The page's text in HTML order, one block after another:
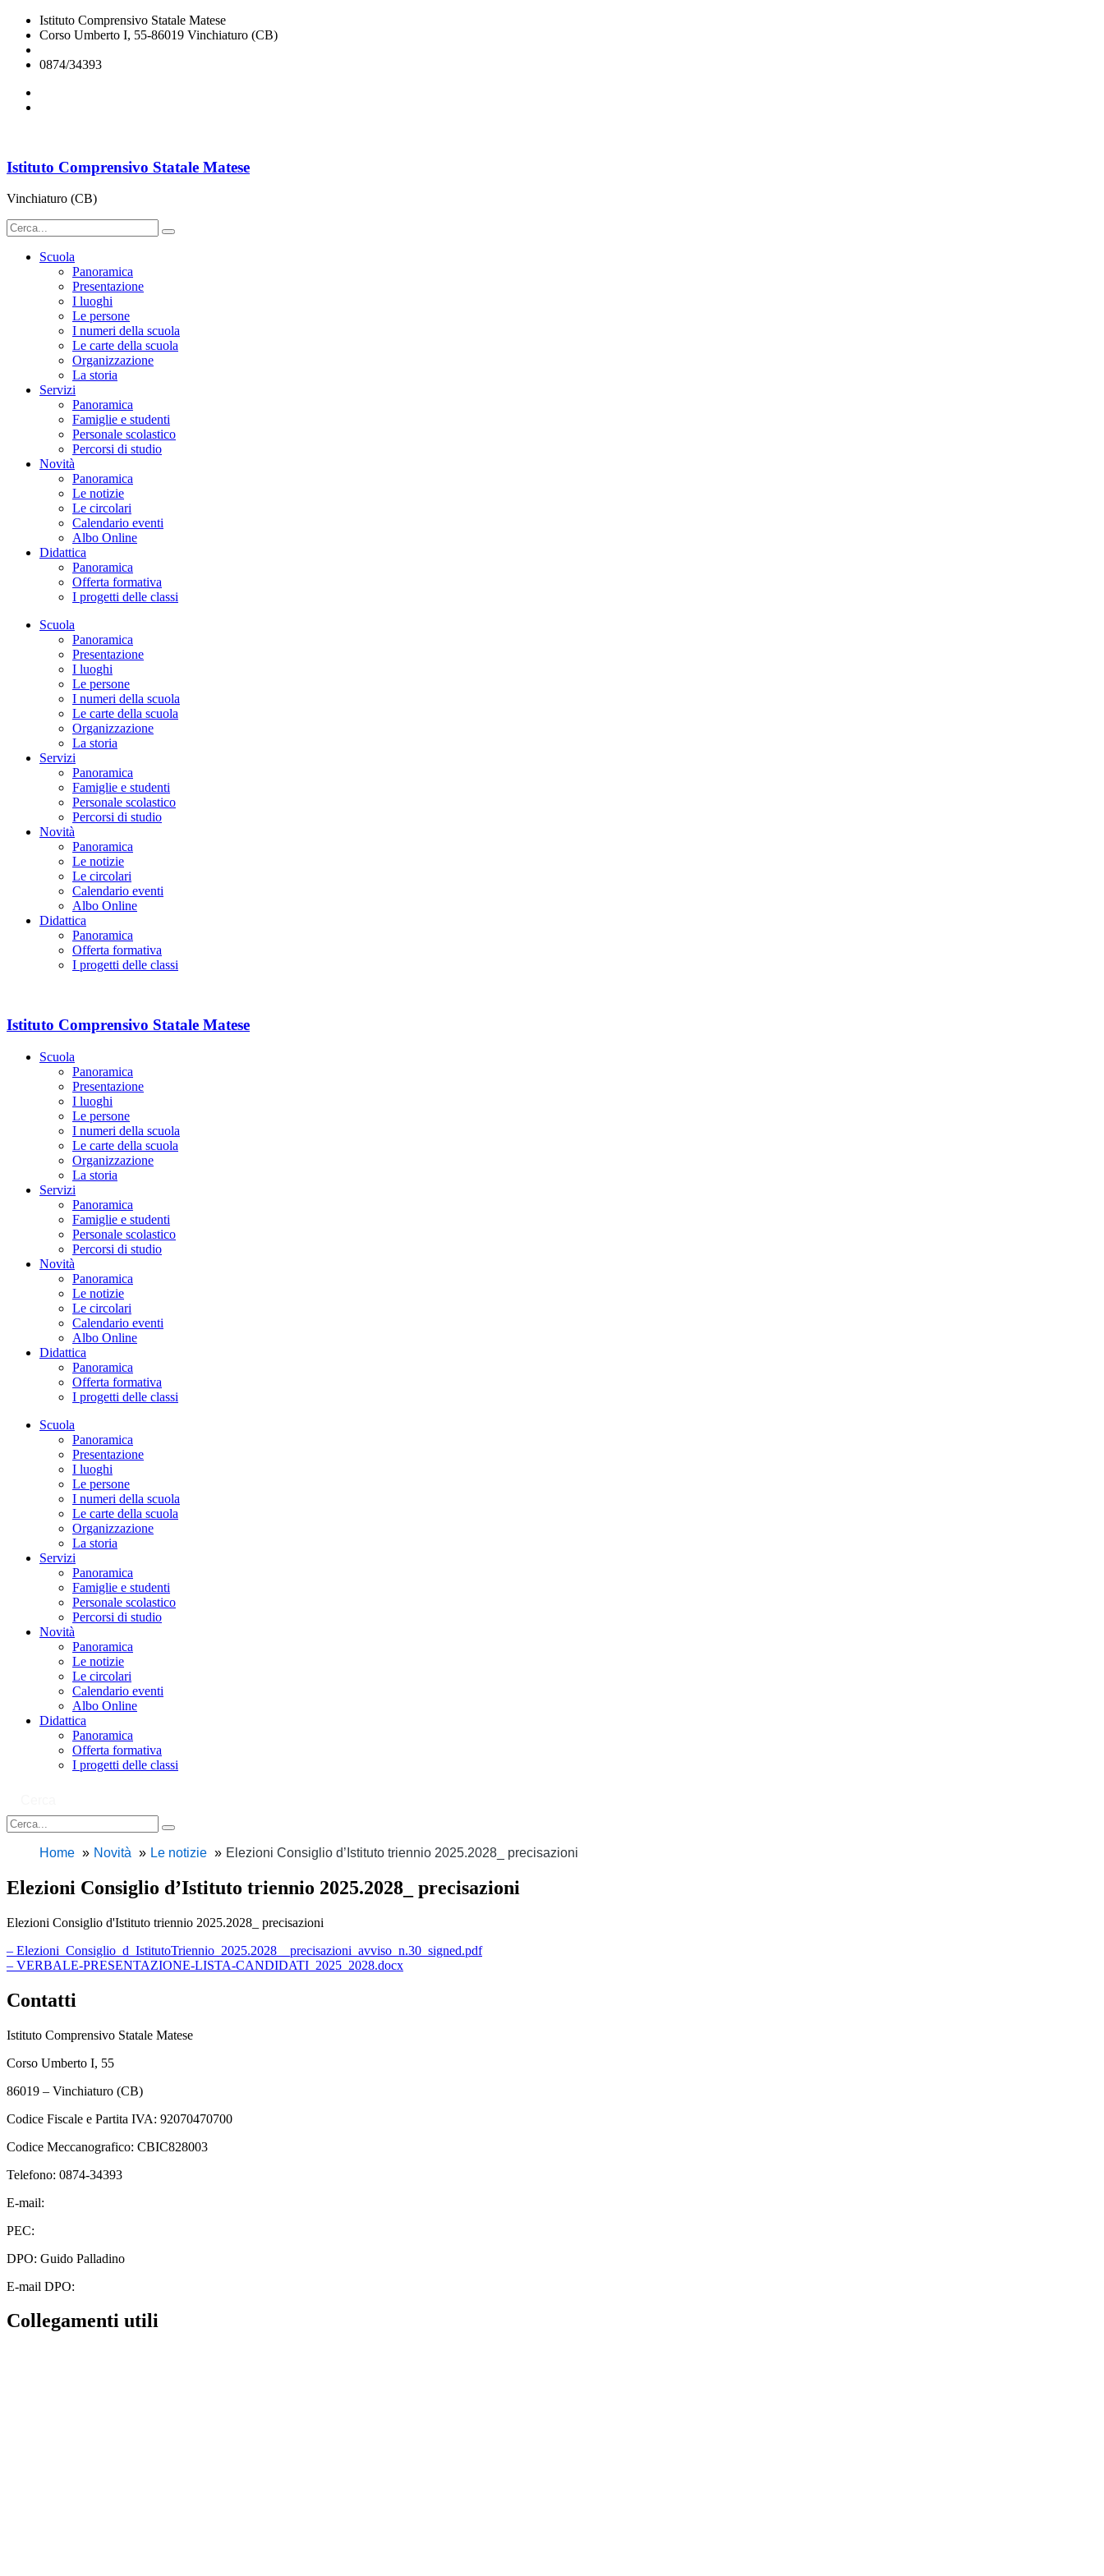
Istituto Comprensivo Statale Matese
Corso Umberto I, 55-86019 Vinchiaturo (CB)
0874/34393
Istituto Comprensivo Statale Matese
Vinchiaturo (CB)
Scuola
Panoramica
Presentazione
I luoghi
Le persone
I numeri della scuola
Le carte della scuola
Organizzazione
La storia
Servizi
Panoramica
Famiglie e studenti
Personale scolastico
Percorsi di studio
Novità
Panoramica
Le notizie
Le circolari
Calendario eventi
Albo Online
Didattica
Panoramica
Offerta formativa
I progetti delle classi
Scuola
Panoramica
Presentazione
I luoghi
Le persone
I numeri della scuola
Le carte della scuola
Organizzazione
La storia
Servizi
Panoramica
Famiglie e studenti
Personale scolastico
Percorsi di studio
Novità
Panoramica
Le notizie
Le circolari
Calendario eventi
Albo Online
Didattica
Panoramica
Offerta formativa
I progetti delle classi
Istituto Comprensivo Statale Matese
Scuola
Panoramica
Presentazione
I luoghi
Le persone
I numeri della scuola
Le carte della scuola
Organizzazione
La storia
Servizi
Panoramica
Famiglie e studenti
Personale scolastico
Percorsi di studio
Novità
Panoramica
Le notizie
Le circolari
Calendario eventi
Albo Online
Didattica
Panoramica
Offerta formativa
I progetti delle classi
Scuola
Panoramica
Presentazione
I luoghi
Le persone
I numeri della scuola
Le carte della scuola
Organizzazione
La storia
Servizi
Panoramica
Famiglie e studenti
Personale scolastico
Percorsi di studio
Novità
Panoramica
Le notizie
Le circolari
Calendario eventi
Albo Online
Didattica
Panoramica
Offerta formativa
I progetti delle classi
Home Novità Le notizie Elezioni Consiglio d’Istituto triennio 2025.2028_ precisazioni
Elezioni Consiglio d’Istituto triennio 2025.2028_ precisazioni
Elezioni Consiglio d'Istituto triennio 2025.2028_ precisazioni
– Elezioni_Consiglio_d_IstitutoTriennio_2025.2028__precisazioni_avviso_n.30_signed.pdf
– VERBALE-PRESENTAZIONE-LISTA-CANDIDATI_2025_2028.docx
Contatti
Istituto Comprensivo Statale Matese
Corso Umberto I, 55
86019 – Vinchiaturo (CB)
Codice Fiscale e Partita IVA: 92070470700
Codice Meccanografico: CBIC828003
Telefono: 0874-34393
E-mail:
PEC:
DPO: Guido Palladino
E-mail DPO:
Collegamenti utili